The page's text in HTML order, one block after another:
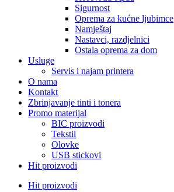
Sigurnost
Oprema za kućne ljubimce
Namještaj
Nastavci, razdjelnici
Ostala oprema za dom
Usluge
Servis i najam printera
O nama
Kontakt
Zbrinjavanje tinti i tonera
Promo materijal
BIC proizvodi
Tekstil
Olovke
USB stickovi
Hit proizvodi
Hit proizvodi